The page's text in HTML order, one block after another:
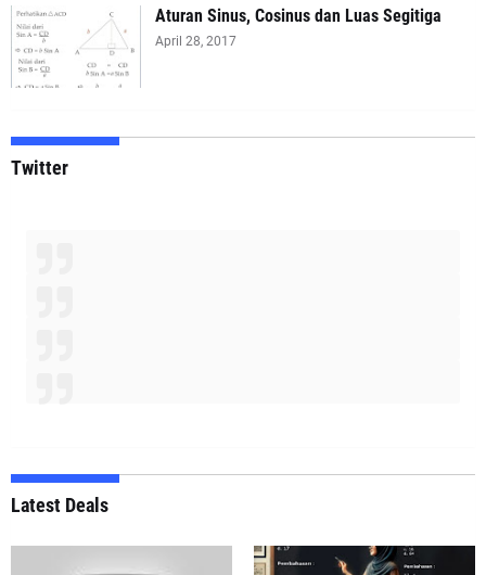
Aturan Sinus, Cosinus dan Luas Segitiga
April 28, 2017
Twitter
Latest Deals